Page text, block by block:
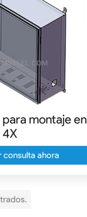
montaje en
consulta ahora